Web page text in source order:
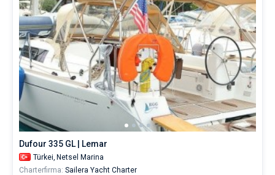
Dufour 335 GL | Lemar
Türkei, Netsel Marina
Charterfirma: Sailera Yacht Charter